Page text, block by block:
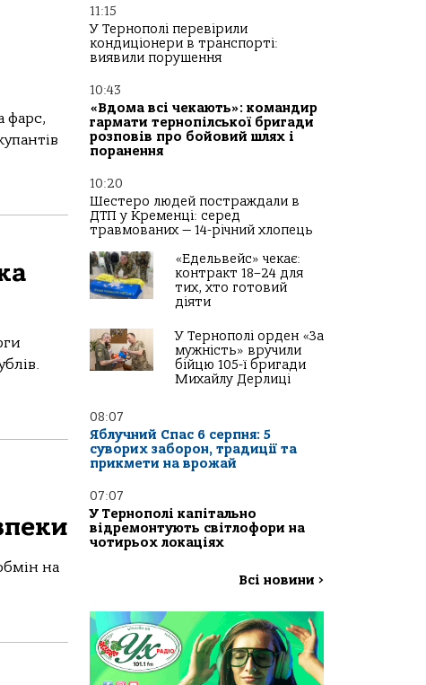
фарс,
на
11:15
У Тернополі перевірили
кондиціонери в транспорті:
виявили порушення
10:43
«Вдома всі чекають»: командир
гармати тернопілської бригади
розповів про бойовий шлях і
поранення
10:20
Шестеро людей постраждали в
ДТП у Кременці: серед
травмованих — 14-річний хлопець
«Едельвейс» чекає:
контракт 18–24 для
тих, хто готовий
діяти
У Тернополі орден «За
мужність» вручили
бійцю 105-ї бригади
Михайлу Дерлиці
08:07
Яблучний Спас 6 серпня: 5
суворих заборон, традиції та
прикмети на врожай
07:07
У Тернополі капітально
відремонтують світлофори на
чотирьох локаціях
Всі новини >